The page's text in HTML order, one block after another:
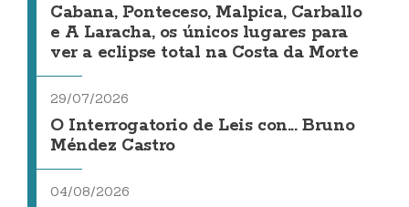
Cabana, Ponteceso, Malpica, Carballo
e A Laracha, os únicos lugares para
ver a eclipse total na Costa da Morte
29/07/2026
O Interrogatorio de Leis con... Bruno
Méndez Castro
04/08/2026